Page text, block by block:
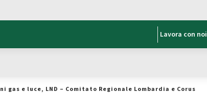
Lavora con noi
e luce, LND – Comitato Regionale Lombardia e Corus